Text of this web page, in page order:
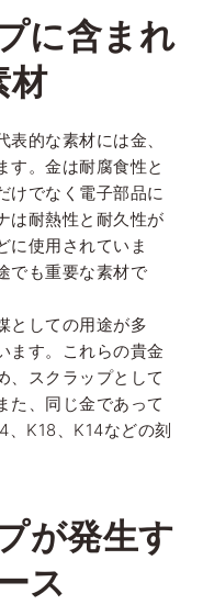
に含まれ
材
的な素材には金、
す。金は耐腐食性と
けでなく電子部品に
は耐熱性と耐久性が
に使用されていま
でも重要な素材で
としての用途が多
ます。これらの貴金
、スクラップとして
た、同じ金であって
、K18、K14などの刻
が発生す
ス